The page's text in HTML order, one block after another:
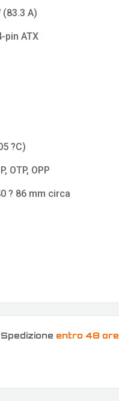
(83.3 A)
pin ATX
?C)
OTP, OPP
? 86 mm circa
Spedizione entro 48 ore